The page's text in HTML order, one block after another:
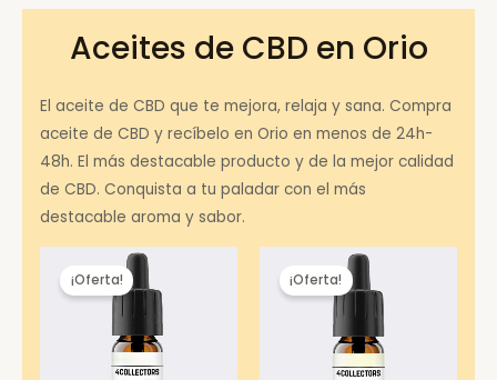
Aceites de CBD en Orio
El aceite de CBD que te mejora, relaja y sana. Compra
aceite de CBD y recíbelo en Orio en menos de 24h-
48h. El más destacable producto y de la mejor calidad
de CBD. Conquista a tu paladar con el más
destacable aroma y sabor.
¡Oferta! ¡Oferta!